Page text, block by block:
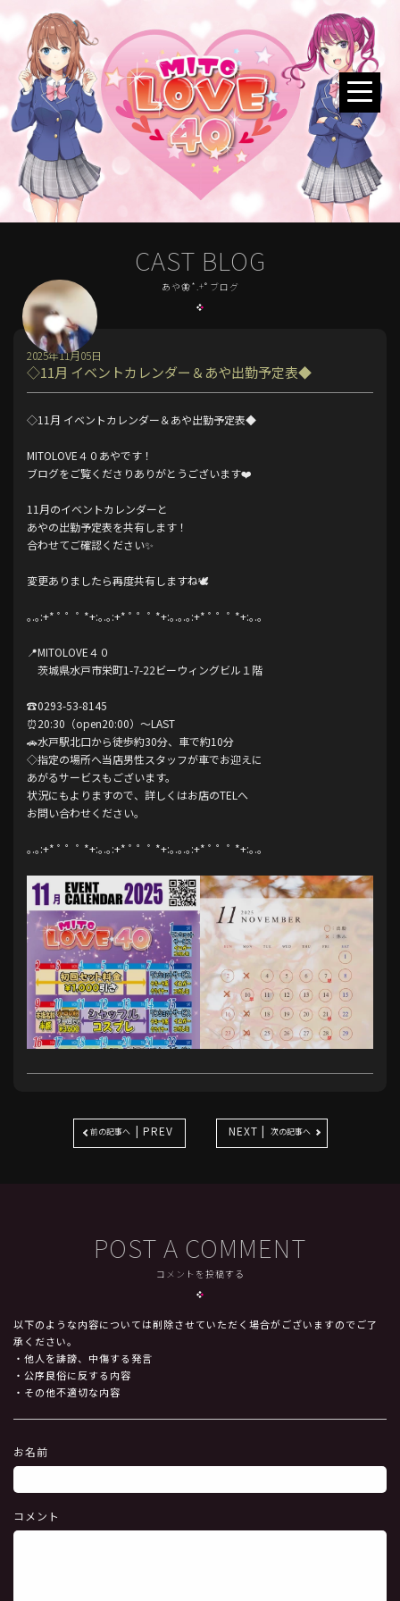
CAST BLOG
あや🦋*.+ﾟブログ
◇11月 イベントカレンダー＆あや出勤予定表◆
2025年11月05日
◇11月 イベントカレンダー＆あや出勤予定表◆
MITOLOVE４０あやです！
ブログをご覧くださりありがとうございます❤️
11月のイベントカレンダーと
あやの出勤予定表を共有します️！
合わせてご確認ください✨️
変更ありましたら再度共有しますね‎🕊️
｡.｡:+* ﾟ ゜ﾟ *+:｡.｡:+* ﾟ ゜ﾟ *+:｡.｡.｡:+* ﾟ ゜ﾟ *+:｡.｡
📍MITOLOVE４０
茨城県水戸市栄町1-7-22ビーウィングビル１階
☎️0293-53-8145
⏰20:30（open20:00）〜LAST
🚗水戸駅北口から徒歩約30分、車で約10分
◇指定の場所へ当店男性スタッフが車でお迎えに
あがるサービスもございます。
状況にもよりますので、詳しくはお店のTELへ
お問い合わせください。
｡.｡:+* ﾟ ゜ﾟ *+:｡.｡:+* ﾟ ゜ﾟ *+:｡.｡.｡:+* ﾟ ゜ﾟ *+:｡.｡
前の記事へ | PREV NEXT | 次の記事へ
POST A COMMENT
コメントを投稿する
以下のような内容については削除させていただく場合がございますのでご了
承ください。
・他人を誹謗、中傷する発言
・公序良俗に反する内容
・その他不適切な内容
お名前
コメント